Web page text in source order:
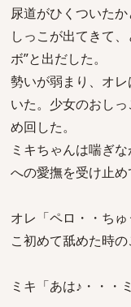
尿道がひくついた
しっこが出てきて
ボ”と出だした。
勢いが弱まり、オ
いた。少女のおし
め回した。
ミキちゃんは喘ぎ
への愛撫を受け止め
オレ「ペロ・・ち
こ初めて舐めた時
ミキ「あは♪・・・